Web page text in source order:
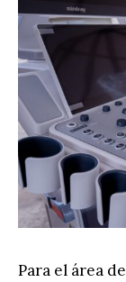
Para el área